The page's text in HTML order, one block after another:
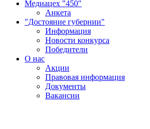
Медиацех "450"
Анкета
"Достояние губернии"
Информация
Новости конкурса
Победители
О нас
Акции
Правовая информация
Документы
Вакансии